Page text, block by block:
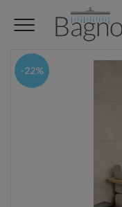
-22%